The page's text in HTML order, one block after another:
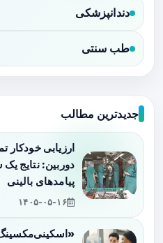
دندانپزشکی
طب سنتی
جدیدترین مطالب
ارزیابی خودکار
دوربین: نتایج
پیامدهای بالینی
۱۴۰۵-۰۵-۱۶